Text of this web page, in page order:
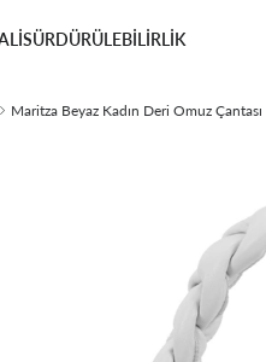
SÜRDÜRÜLEBİLİRLİK
Maritza Beyaz Kadın Deri Omuz Çantası